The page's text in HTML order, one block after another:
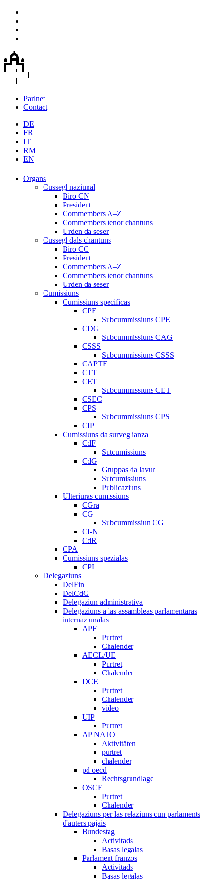
Parlnet
Contact
DE
FR
IT
RM
EN
Organs
Cussegl naziunal
Biro CN
President
Commembers A–Z
Commembers tenor chantuns
Urden da seser
Cussegl dals chantuns
Biro CC
President
Commembers A–Z
Commembers tenor chantuns
Urden da seser
Cumissiuns
Cumissiuns specificas
CPE
Subcummissiuns CPE
CDG
Subcummissiuns CAG
CSSS
Subcummissiuns CSSS
CAPTE
CTT
CET
Subcummissiuns CET
CSEC
CPS
Subcummissiuns CPS
CIP
Cumissiuns da surveglianza
CdF
Sutcumissiuns
CdG
Gruppas da lavur
Sutcumissiuns
Publicaziuns
Ulteriuras cumissiuns
CGra
CG
Subcummissiun CG
CI-N
CdR
CPA
Cumissiuns spezialas
CPL
Delegaziuns
DelFin
DelCdG
Delegaziun administrativa
Delegaziuns a las assambleas parlamentaras
internaziunalas
APF
Purtret
Chalender
AECL/UE
Purtret
Chalender
DCE
Purtret
Chalender
video
UIP
Purtret
AP NATO
Aktivitäten
purtret
chalender
pd oecd
Rechtsgrundlage
OSCE
Purtret
Chalender
Delegaziuns per las relaziuns cun parlaments
d'auters pajais
Bundestag
Activitads
Basas legalas
Parlament franzos
Activitads
Basas legalas